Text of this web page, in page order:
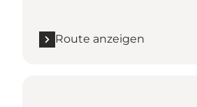
Route anzeigen